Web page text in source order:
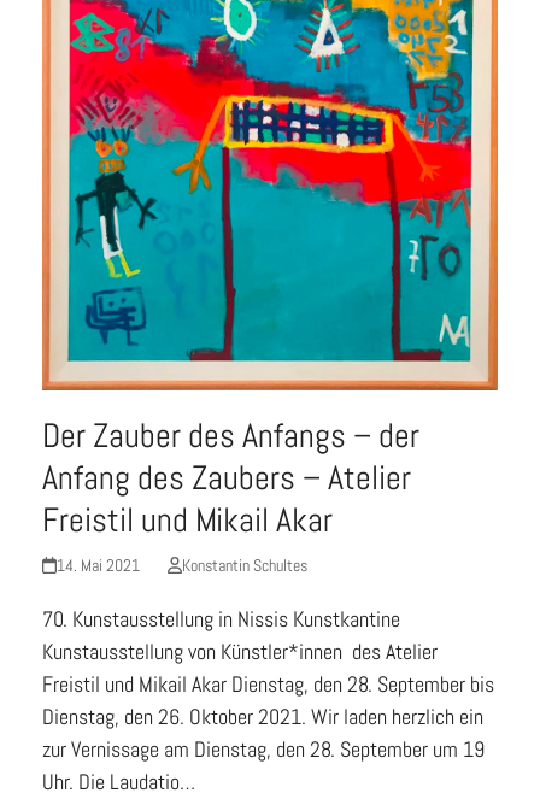
Der Zauber des Anfangs – der
Anfang des Zaubers – Atelier
Freistil und Mikail Akar
14. Mai 2021 Konstantin Schultes
70. Kunstausstellung in Nissis Kunstkantine
Kunstausstellung von Künstler*innen des Atelier
Freistil und Mikail Akar Dienstag, den 28. September bis
Dienstag, den 26. Oktober 2021. Wir laden herzlich ein
zur Vernissage am Dienstag, den 28. September um 19
Uhr. Die Laudatio…